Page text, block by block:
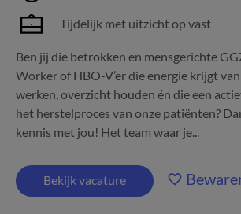
Tijdelijk met uitzicht op vast
Ben jij die betrokken en mensgerichte
Worker of HBO-V’er die energie krijgt
werken, overzicht houden én die een
het herstelproces van onze patiënten?
kennis met jou! Het team waar je...
Bekijk vacature